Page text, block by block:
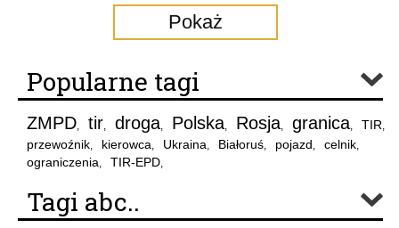
Pokaż
Popularne tagi
ZMPD, tir, droga, Polska, Rosja, granica, TIR,
przewoźnik, kierowca, Ukraina, Białoruś, pojazd, celnik,
ograniczenia, TIR-EPD,
Tagi abc..